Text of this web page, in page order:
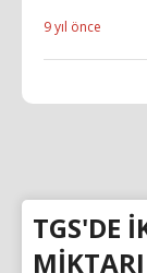
9 yıl önce
TGS'DE